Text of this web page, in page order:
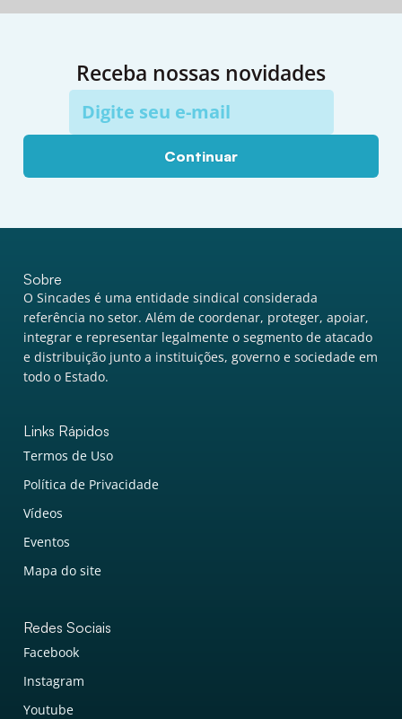
Receba nossas novidades
Continuar
Sobre
O Sincades é uma entidade sindical considerada
referência no setor. Além de coordenar, proteger, apoiar,
integrar e representar legalmente o segmento de atacado
e distribuição junto a instituições, governo e sociedade em
todo o Estado.
Links Rápidos
Termos de Uso
Política de Privacidade
Vídeos
Eventos
Mapa do site
Redes Sociais
Facebook
Instagram
Youtube